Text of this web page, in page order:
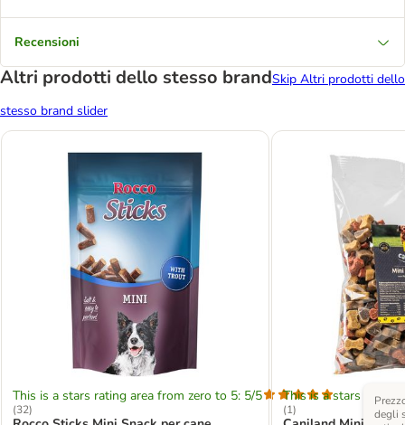
Recensioni
Altri prodotti dello stesso brandSkip Altri prodotti dello
stesso brand slider
This is a stars rating area from zero to 5: 5/5
(32)
This is a stars rating
(1)
degli